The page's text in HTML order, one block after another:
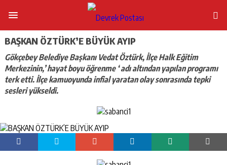
BAŞKAN ÖZTÜRK’E BÜYÜK AYIP
Gökçebey Belediye Başkanı Vedat Öztürk, İlçe Halk Eğitim
Merkezinin,’ hayat boyu öğrenme ‘ adı altından yapılan programı
terk etti. İlçe kamuoyunda infial yaratan olay sonrasında tepki
sesleri yükseldi.